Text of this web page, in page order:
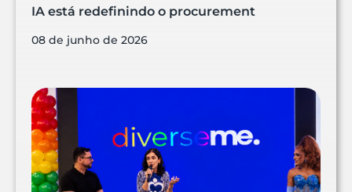
IA está redefinindo o procurement
08 de junho de 2026